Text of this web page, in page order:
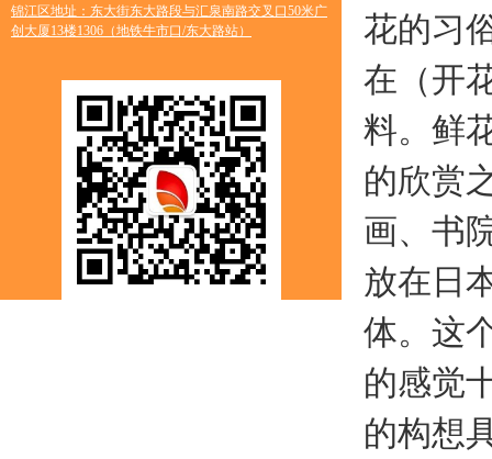
锦江区地址：东大街东大路段与汇泉南路交叉口50米广
创大厦13楼1306（地铁牛市口/东大路站）
花的习
在（开
料。鲜
的欣赏
画、书
放在日
体。这
的感觉
的构想